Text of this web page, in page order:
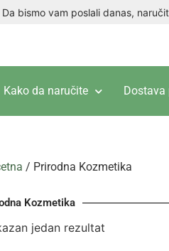
Da bismo vam poslali danas,
Kako da naručite Dostava
/ Prirodna Kozmetika
Kozmetika
jedan rezultat